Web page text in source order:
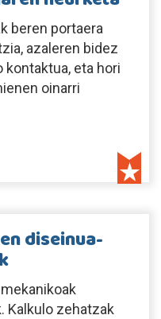
beren portaera
azaleren bidez
kontaktua, eta hori
oinarri
diseinua-
Kalkulo zehatzak